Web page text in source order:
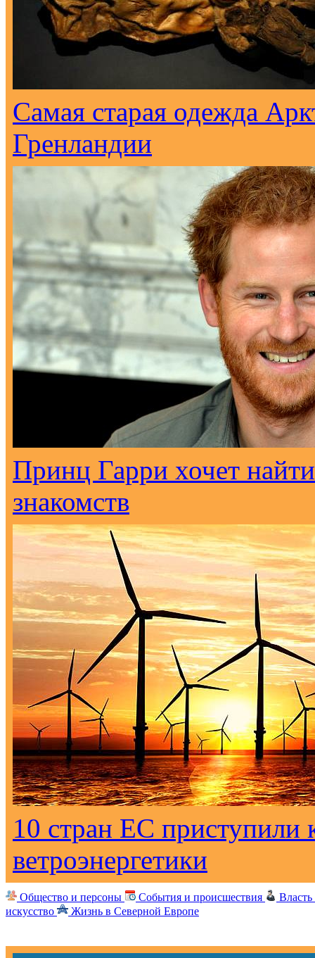
Самая старая одежда
Гренландии
Принц Гарри хочет
знакомств
10 стран ЕС приступили
ветроэнергетики
Общество и персоны События и происшествия
искусство
Жизнь в Северной Европе